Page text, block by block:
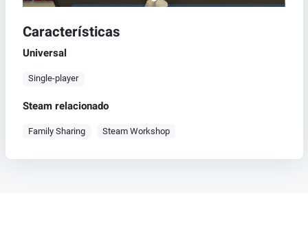
Características
Universal
Single-player
Steam relacionado
Family Sharing Steam Workshop